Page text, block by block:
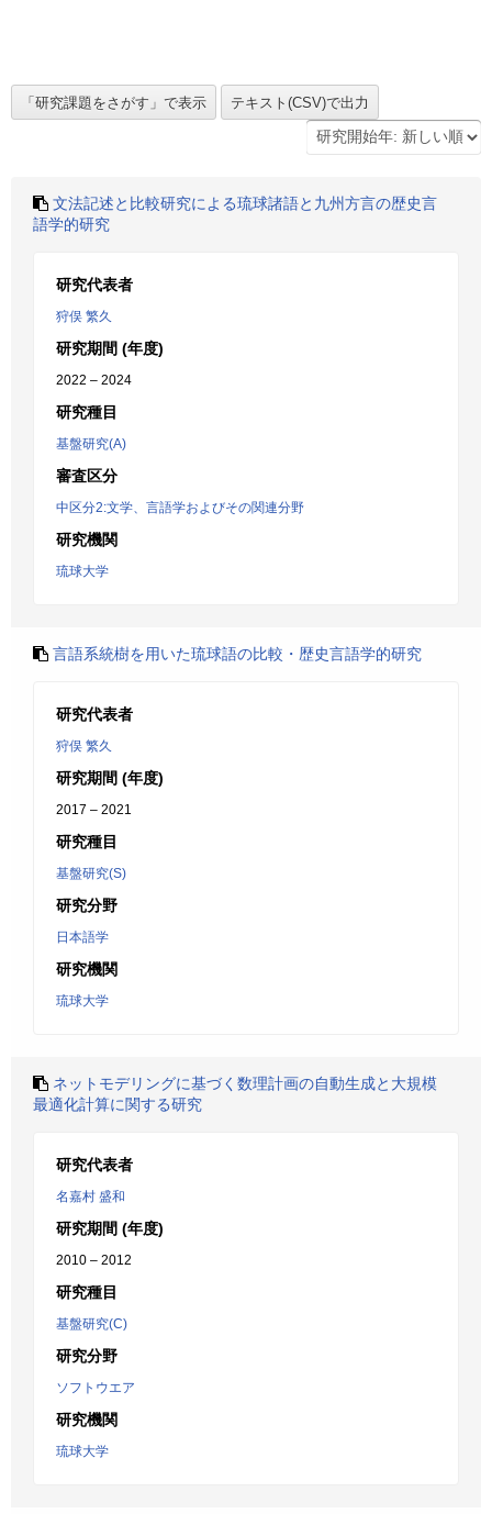
文法記述と比較研究による琉球諸語と九州方言の歴史言
語学的研究
研究代表者
狩俣 繁久
研究期間 (年度)
2022 – 2024
研究種目
基盤研究(A)
審査区分
中区分2:文学、言語学およびその関連分野
研究機関
琉球大学
言語系統樹を用いた琉球語の比較・歴史言語学的研究
研究代表者
狩俣 繁久
研究期間 (年度)
2017 – 2021
研究種目
基盤研究(S)
研究分野
日本語学
研究機関
琉球大学
ネットモデリングに基づく数理計画の自動生成と大規模
最適化計算に関する研究
研究代表者
名嘉村 盛和
研究期間 (年度)
2010 – 2012
研究種目
基盤研究(C)
研究分野
ソフトウエア
研究機関
琉球大学